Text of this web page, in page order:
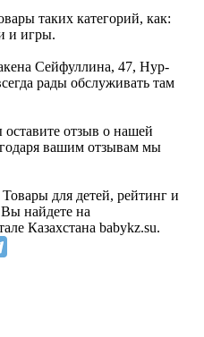
таких категорий, как:
и игры.
Сейфуллина, 47, Нур-
рады обслуживать там
отзыв о нашей
вашим отзывам мы
для детей, рейтинг и
найдете на
Казахстана babykz.su.